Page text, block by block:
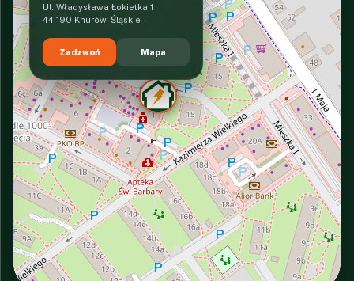
Ul. Władysława Łokietka 1
44-190 Knurów, Śląskie
Zadzwoń Mapa
INTERACTIVE VIEW